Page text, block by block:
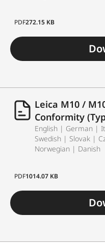
PDF272.15 KB
Leica M10 /
Conformity
English | German |
Swedish | Slovak |
Norwegian | Danish
PDF1014.07 KB